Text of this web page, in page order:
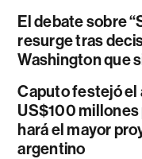
El debate sobre
resurge tras
Washington que
Caputo festejó el
US$100 millones
hará el mayor
argentino